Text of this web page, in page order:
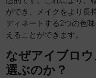
ができ、メイクをより長
ディネートする2つの色
えることができます。
なぜアイブロ
選ぶのか？